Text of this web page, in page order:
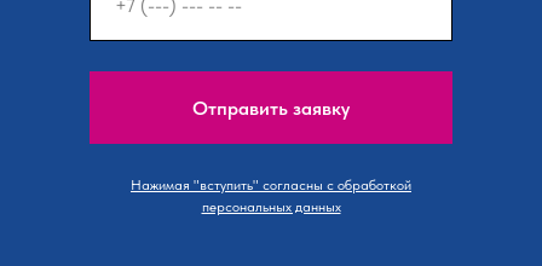
Отправить заявку
Нажимая "вступить" согласны с обработкой
персональных данных